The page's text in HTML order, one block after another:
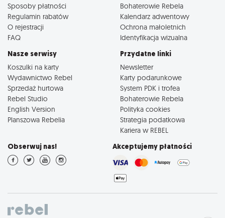
Sposoby płatności
Regulamin rabatów
O rejestracji
FAQ
Bohaterowie Rebela
Kalendarz adwentowy
Ochrona małoletnich
Identyfikacja wizualna
Nasze serwisy
Koszulki na karty
Wydawnictwo Rebel
Sprzedaż hurtowa
Rebel Studio
English Version
Planszowa Rebelia
Przydatne linki
Newsletter
Karty podarunkowe
System PDK i trofea
Bohaterowie Rebela
Polityka cookies
Strategia podatkowa
Kariera w REBEL
Obserwuj nas! Akceptujemy płatności